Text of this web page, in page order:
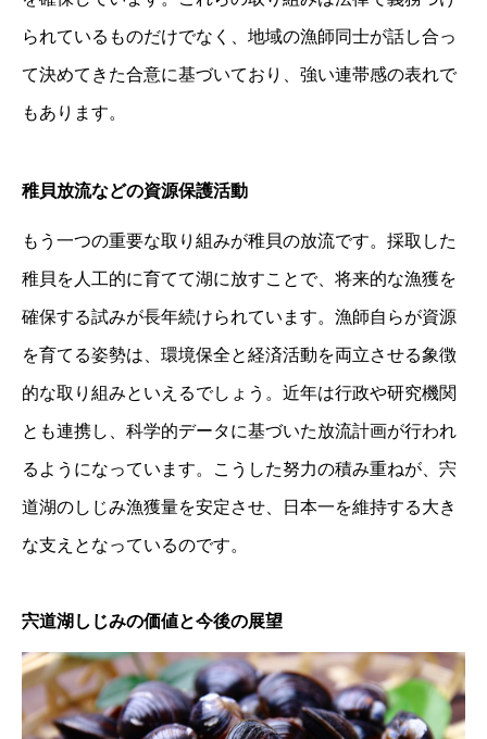
られているものだけでなく、地域の漁師同士が話し合っ
て決めてきた合意に基づいており、強い連帯感の表れで
もあります。
稚貝放流などの資源保護活動
もう一つの重要な取り組みが稚貝の放流です。採取した
稚貝を人工的に育てて湖に放すことで、将来的な漁獲を
確保する試みが長年続けられています。漁師自らが資源
を育てる姿勢は、環境保全と経済活動を両立させる象徴
的な取り組みといえるでしょう。近年は行政や研究機関
とも連携し、科学的データに基づいた放流計画が行われ
るようになっています。こうした努力の積み重ねが、宍
道湖のしじみ漁獲量を安定させ、日本一を維持する大き
な支えとなっているのです。
宍道湖しじみの価値と今後の展望